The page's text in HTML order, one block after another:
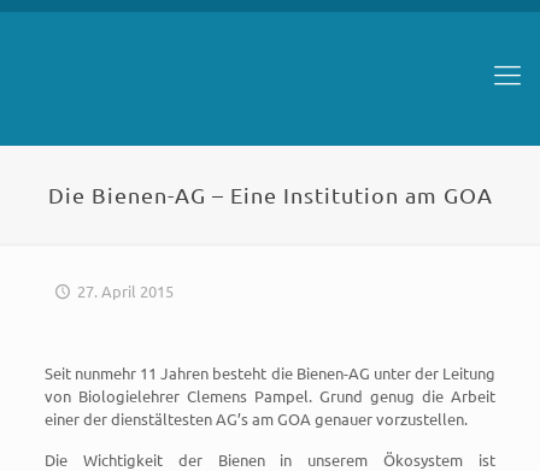
Die Bienen-AG – Eine Institution am GOA
27. April 2015
Seit nunmehr 11 Jahren besteht die Bienen-AG unter der Leitung
von Biologielehrer Clemens Pampel. Grund genug die Arbeit
einer der dienstältesten AG’s am GOA genauer vorzustellen.
Die Wichtigkeit der Bienen in unserem Ökosystem ist